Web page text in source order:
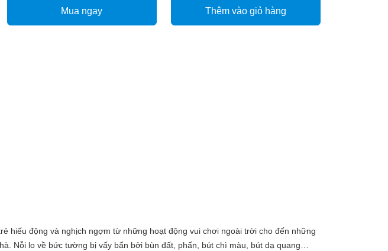
Mua ngay Thêm vào giỏ hàng
hiếu động và nghịch ngợm từ những hoạt động vui chơi ngoài trời cho đến những
Nỗi lo về bức tường bị vấy bẩn bởi bùn đất, phấn, bút chì màu, bút dạ quang…